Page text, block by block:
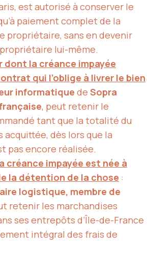
est autorisé à conserver le
paiement complet de la
propriétaire, sans en devenir
lui-même.
dont la créance impayée
qui l’oblige à livrer le bien
informatique de Sopra
, peut retenir le
tant que la totalité du
acquittée, dès lors que la
pas encore réalisée.
créance impayée est née à
la détention de la chose :
logistique, membre de
retenir les marchandises
ses entrepôts d’Île-de-France
intégral des frais de